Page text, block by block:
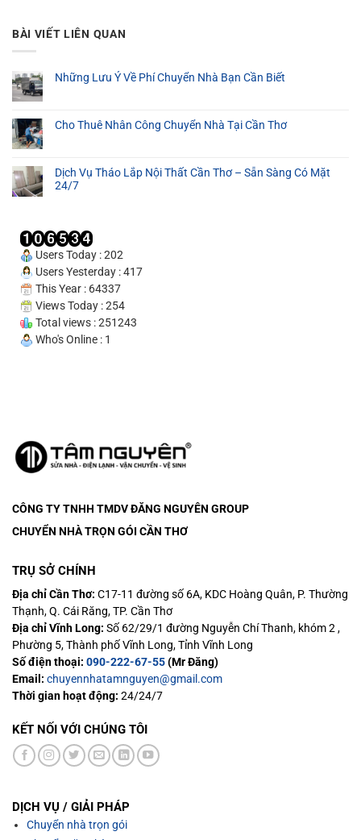
100K
Phục
Tại
Vụ
Bốc
Thuê
Thơ
Kết
Uy
100%
BÀI VIẾT LIÊN QUAN
Những Lưu Ý Về Phí Chuyển Nhà Bạn Cần Biết
Cho Thuê Nhân Công Chuyển Nhà Tại Cần Thơ
Dịch Vụ Tháo Lắp Nội Thất Cần Thơ – Sẵn Sàng Có Mặt
24/7
Users Today : 202
Users Yesterday : 417
This Year : 64337
Views Today : 254
Total views : 251243
Who's Online : 1
CÔNG TY TNHH TMDV ĐĂNG NGUYÊN GROUP
CHUYỂN NHÀ TRỌN GÓI CẦN THƠ
TRỤ SỞ CHÍNH
Địa chỉ Cần Thơ: C17-11 đường số 6A, KDC Hoàng Quân, P. Thường
Thạnh, Q. Cái Răng, TP. Cần Thơ
Địa chỉ Vĩnh Long: Số 62/29/1 đường Nguyễn Chí Thanh, khóm 2 ,
Phường 5, Thành phố Vĩnh Long, Tỉnh Vĩnh Long
Số điện thoại: 090-222-67-55(Mr Đăng)
Email: chuyennhatamnguyen@gmail.com
Thời gian hoạt động: 24/24/7
KẾT NỐI VỚI CHÚNG TÔI
DỊCH VỤ / GIẢI PHÁP
Chuyển nhà trọn gói